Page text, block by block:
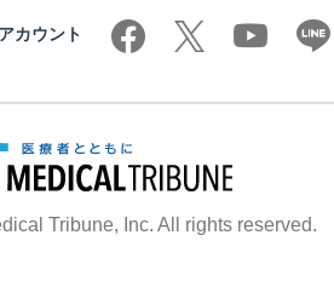
カウント
Tribune, Inc. All rights reserved.